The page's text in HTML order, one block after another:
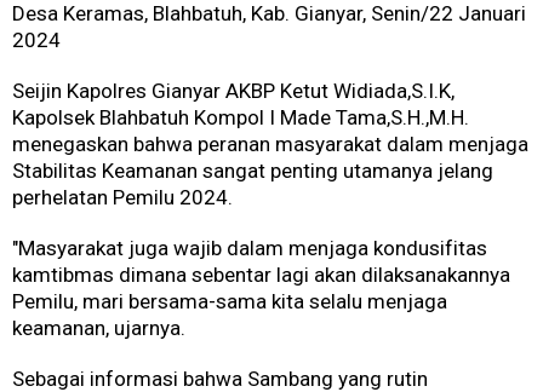
Desa Keramas, Blahbatuh, Kab. Gianyar, Senin/22 Januari
2024
Seijin Kapolres Gianyar AKBP Ketut Widiada,S.I.K,
Kapolsek Blahbatuh Kompol I Made Tama,S.H.,M.H.
menegaskan bahwa peranan masyarakat dalam menjaga
Stabilitas Keamanan sangat penting utamanya jelang
perhelatan Pemilu 2024.
"Masyarakat juga wajib dalam menjaga kondusifitas
kamtibmas dimana sebentar lagi akan dilaksanakannya
Pemilu, mari bersama-sama kita selalu menjaga
keamanan, ujarnya.
Sebagai informasi bahwa Sambang yang rutin